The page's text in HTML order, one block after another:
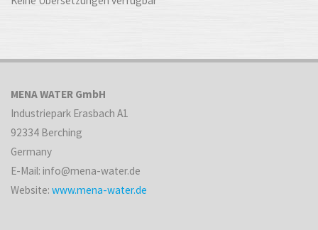
MENA WATER GmbH
Industriepark Erasbach A1
92334 Berching
Germany
E-Mail: info@mena-water.de
Website:www.mena-water.de